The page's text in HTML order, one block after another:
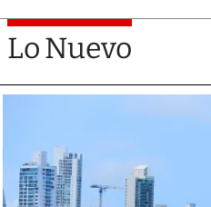
Lo Nuevo